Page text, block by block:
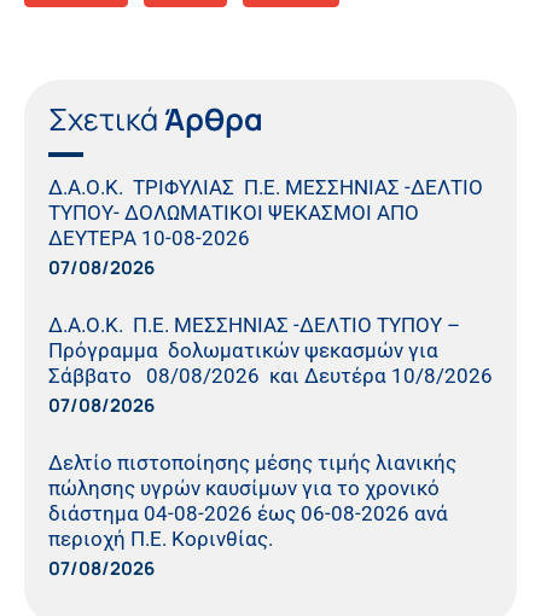
Σχετικά Άρθρα
Δ.Α.Ο.Κ. ΤΡΙΦΥΛΙΑΣ Π.Ε. ΜΕΣΣΗΝΙΑΣ -ΔΕΛΤΙΟ
ΤΥΠΟΥ- ΔΟΛΩΜΑΤΙΚΟΙ ΨΕΚΑΣΜΟΙ ΑΠΟ
ΔΕΥΤΕΡΑ 10-08-2026
07/08/2026
Δ.Α.Ο.Κ. Π.Ε. ΜΕΣΣΗΝΙΑΣ -ΔΕΛΤΙΟ ΤΥΠΟΥ –
Πρόγραμμα δολωματικών ψεκασμών για
Σάββατο 08/08/2026 και Δευτέρα 10/8/2026
07/08/2026
Δελτίο πιστοποίησης μέσης τιμής λιανικής
πώλησης υγρών καυσίμων για το χρονικό
διάστημα 04-08-2026 έως 06-08-2026 ανά
περιοχή Π.Ε. Κορινθίας.
07/08/2026